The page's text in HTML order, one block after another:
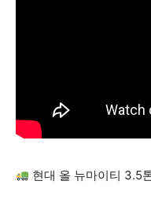
현대 올 뉴마이티 3.5